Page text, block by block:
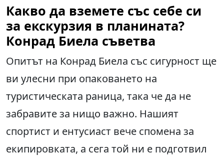
Какво да вземете със себе си
за екскурзия в планината?
Конрад Биела съветва
Опитът на Конрад Биела със сигурност ще
ви улесни при опаковането на
туристическата раница, така че да не
забравите за нищо важно. Нашият
спортист и ентусиаст вече спомена за
екипировката, а сега той ни е подготвил